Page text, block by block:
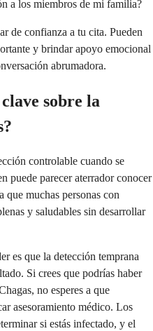
a los miembros de mi familia?
de confianza a tu cita. Pueden
y brindar apoyo emocional
abrumadora.
sobre la
controlable cuando se
puede parecer aterrador conocer
que muchas personas con
y saludables sin desarrollar
es que la detección temprana
Si crees que podrías haber
no esperes a que
asesoramiento médico. Los
si estás infectado, y el